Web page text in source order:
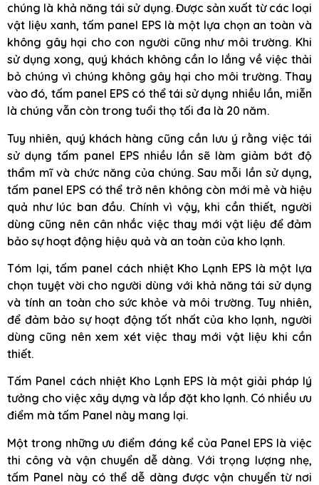
chúng là khả năng tái sử dụng. Được sản xuất từ các loại
vật liệu xanh, tấm panel EPS là một lựa chọn an toàn và
không gây hại cho con người cũng như môi trường. Khi
sử dụng xong, quý khách không cần lo lắng về việc thải
bỏ chúng vì chúng không gây hại cho môi trường. Thay
vào đó, tấm panel EPS có thể tái sử dụng nhiều lần, miễn
là chúng vẫn còn trong tuổi thọ tối đa là 20 năm.
Tuy nhiên, quý khách hàng cũng cần lưu ý rằng việc tái
sử dụng tấm panel EPS nhiều lần sẽ làm giảm bớt độ
thẩm mĩ và chức năng của chúng. Sau mỗi lần sử dụng,
tấm panel EPS có thể trở nên không còn mới mẻ và hiệu
quả như lúc ban đầu. Chính vì vậy, khi cần thiết, người
dùng cũng nên cân nhắc việc thay mới vật liệu để đảm
bảo sự hoạt động hiệu quả và an toàn của kho lạnh.
Tóm lại, tấm panel cách nhiệt Kho Lạnh EPS là một lựa
chọn tuyệt vời cho người dùng với khả năng tái sử dụng
và tính an toàn cho sức khỏe và môi trường. Tuy nhiên,
để đảm bảo sự hoạt động tốt nhất của kho lạnh, người
dùng cũng nên xem xét việc thay mới vật liệu khi cần
thiết.
Tấm Panel cách nhiệt Kho Lạnh EPS là một giải pháp lý
tưởng cho việc xây dựng và lắp đặt kho lạnh. Có nhiều ưu
điểm mà tấm Panel này mang lại.
Một trong những ưu điểm đáng kể của Panel EPS là việc
thi công và vận chuyển dễ dàng. Với trọng lượng nhẹ,
tấm Panel này có thể dễ dàng được vận chuyển từ nơi